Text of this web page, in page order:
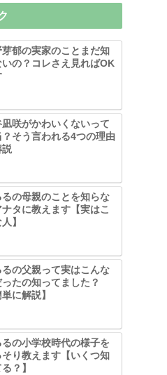
芽郁の実家のことまだ知
いの？コレさえ見ればOK
咲がかわいくないって
そう言われる4つの理由
説
るの母親のことを知らな
ナタに教えます【実はこ
】
るの父親って実はこんな
ったの知ってました？
単に解説】
るの小学校時代の様子を
そり教えます【いくつ知
？】